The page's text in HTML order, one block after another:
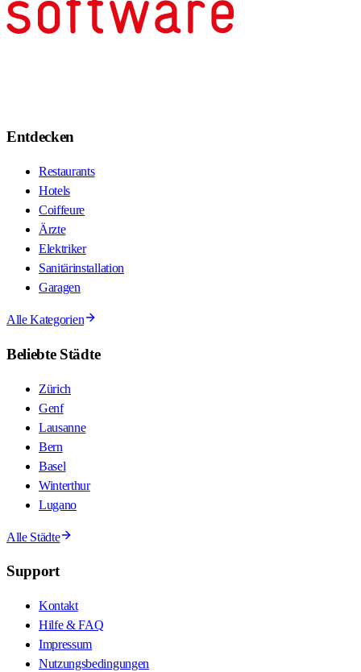
Entdecken
Restaurants
Hotels
Coiffeure
Ärzte
Elektriker
Sanitärinstallation
Garagen
Alle Kategorien
Beliebte Städte
Zürich
Genf
Lausanne
Bern
Basel
Winterthur
Lugano
Alle Städte
Support
Kontakt
Hilfe & FAQ
Impressum
Nutzungsbedingungen